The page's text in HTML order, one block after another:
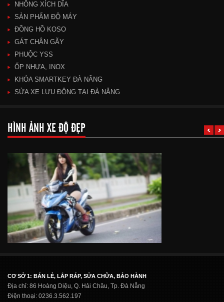
NHÔNG XÍCH DĨA
SẢN PHẨM ĐỘ MÁY
ĐỒNG HỒ KOSO
GÁT CHÂN GÃY
PHUỘC YSS
ỐP NHỰA, INOX
KHÓA SMARTKEY ĐÀ NẴNG
SỬA XE LƯU ĐỘNG TẠI ĐÀ NẴNG
HÌNH ẢNH XE ĐỘ ĐẸP
CƠ SỞ 1: BÁN LẺ, LẮP RÁP, SỬA CHỮA, BẢO HÀNH
Địa chỉ: 86 Hoàng Diệu, Q. Hải Châu, Tp. Đà Nẵng
Điện thoại: 0236.3.562.197